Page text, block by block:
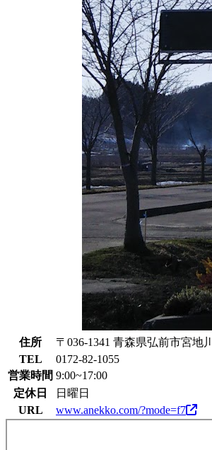
住所
〒036-1341 青森県弘前市宮地
TEL
0172-82-1055
営業時間 9:00~17:00
定休日
日曜日
URL
www.anekko.com/?mode=f7